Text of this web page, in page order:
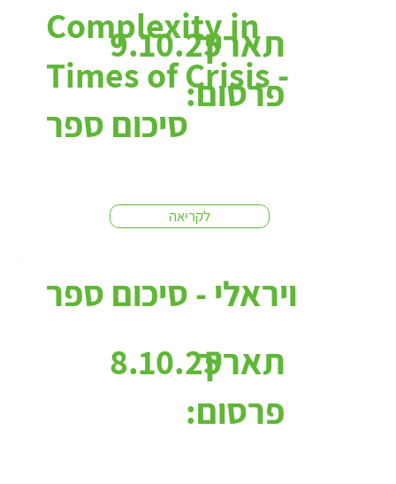
Complexity in
Times of Crisis -
סיכום ספר
לקריאה
9.10.25תאריך
פרסום:
ויראלי - סיכום ספר
8.10.25תאריך
פרסום: